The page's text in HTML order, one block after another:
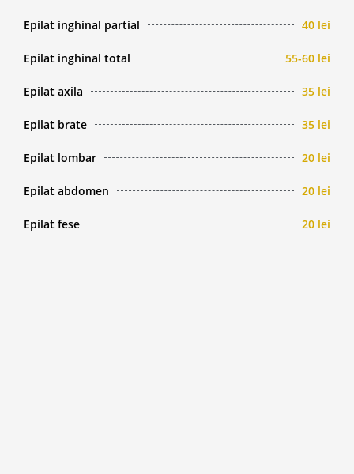
Epilat inghinal partial 40 lei
Epilat inghinal total 55-60 lei
Epilat axila 35 lei
Epilat brate 35 lei
Epilat lombar 20 lei
Epilat abdomen 20 lei
Epilat fese 20 lei